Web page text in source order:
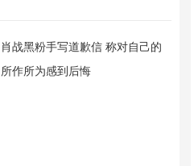
肖战黑粉手写道歉信 称对自己的
所作所为感到后悔